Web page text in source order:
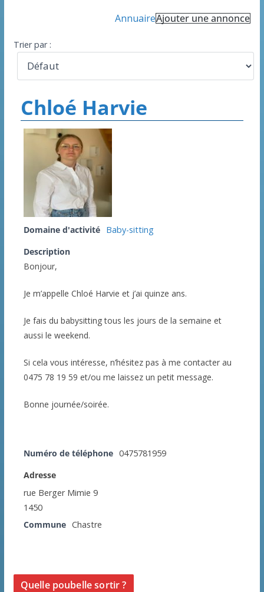
AnnuaireAjouter une annonce
Trier par :
Chloé Harvie
Domaine d'activité Baby-sitting
Description
Bonjour,
Je m’appelle Chloé Harvie et j’ai quinze ans.
Je fais du babysitting tous les jours de la semaine et
aussi le weekend.
Si cela vous intéresse, n’hésitez pas à me contacter au
0475 78 19 59 et/ou me laissez un petit message.
Bonne journée/soirée.
Numéro de téléphone 0475781959
Adresse
rue Berger Mimie 9
1450
Commune Chastre
Quelle poubelle sortir ?